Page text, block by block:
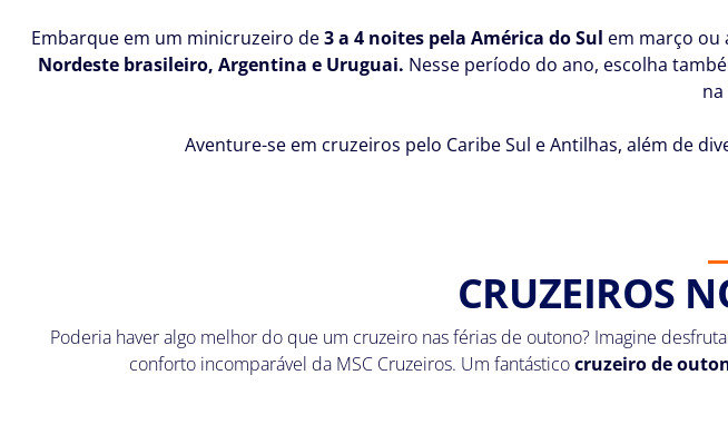
Embarque em um minicruzeiro de3 a 4 noites pela América do Sul em março ou
Nordeste brasileiro, Argentina e Uruguai. Nesse período do ano, escolha
Aventure-se em cruzeiros pelo Caribe Sul e Antilhas, além de
CRUZEIROS
Poderia haver algo melhor do que um cruzeiro nas férias de outono? Imagine
conforto incomparável da MSC Cruzeiros. Um fantásticocruzeiro de